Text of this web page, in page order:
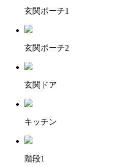
玄関ポーチ1
玄関ポーチ2
玄関ドア
キッチン
階段1